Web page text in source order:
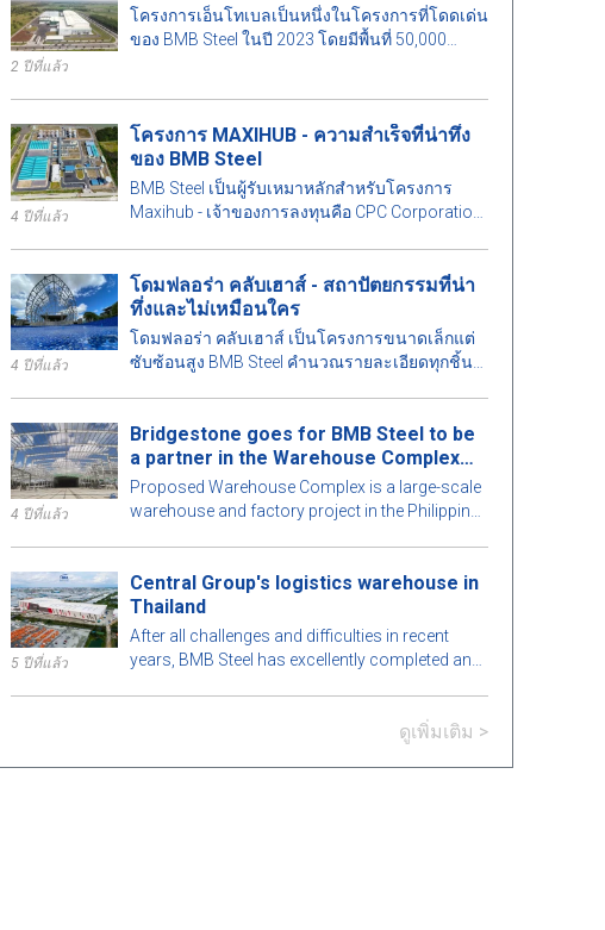
2 ปีที่แล้ว
โครงการเอ็นโทเบลเป็นหนึ่งในโครงการที่โดดเด่น
ของ BMB Steel ในปี 2023 โดยมีพื้นที่ 50,000
4 ปีที่แล้ว
โครงการ MAXIHUB - ความสำเร็จที่น่าทึ่ง
ของ BMB Steel
BMB Steel เป็นผู้รับเหมาหลักสำหรับโครงการ
Maxihub - เจ้าของการลงทุนคือ CPC Corporation
4 ปีที่แล้ว
โดมฟลอร่า คลับเฮาส์ - สถาปัตยกรรมที่น่า
ทึ่งและไม่เหมือนใคร
โดมฟลอร่า คลับเฮาส์ เป็นโครงการขนาดเล็กแต่
ซับซ้อนสูง BMB Steel คำนวณรายละเอียดทุกชิ้น
อาคารเหล็กสำเร็จรูปนี้กับ BMB Steel ในบทความ
ด้านล่าง!
4 ปีที่แล้ว
Bridgestone goes for BMB Steel to be
a partner in the Warehouse Complex
project
Proposed Warehouse Complex is a large-scale
warehouse and factory project in the Philippines
5 ปีที่แล้ว
Central Group's logistics warehouse in
Thailand
After all challenges and difficulties in recent
years, BMB Steel has excellently completed and
ดูเพิ่มเติม >